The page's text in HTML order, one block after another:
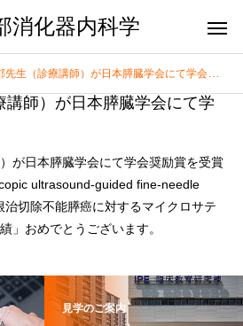
消化器内科学
生（診療講師）が日本膵臓学会にて学会奨励賞を受賞
講師）が日本膵臓学会にて学
が日本膵臓学会にて学会奨励賞を受賞
ultrasound-guided fine-needle
切除不能膵癌に対するマイクロサテ
」おめでとうございます。
見学のご案内